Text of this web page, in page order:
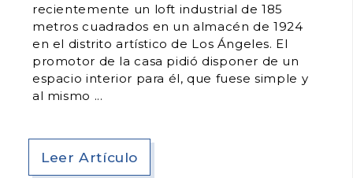
recientemente un loft industrial de 185
metros cuadrados en un almacén de 1924
en el distrito artístico de Los Ángeles. El
promotor de la casa pidió disponer de un
espacio interior para él, que fuese simple y
al mismo
Leer Artículo